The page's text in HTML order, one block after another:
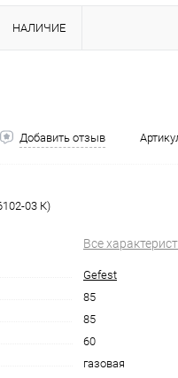
НАЛИЧИЕ
Добавить отзыв
03 К)
Все
Gefest
85
85
60
газовая